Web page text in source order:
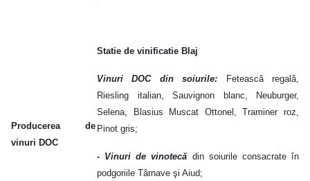
Producerea de
vinuri DOC
Statie de vinificatie Blaj
Vinuri DOC din soiurile: Fetească regală,
Riesling italian, Sauvignon blanc, Neuburger,
Selena, Blasius Muscat Ottonel, Traminer roz,
Pinot gris;
- Vinuri de vinotecă din soiurile consacrate în
podgoriile Târnave şi Aiud;